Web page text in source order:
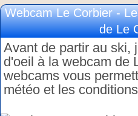
Webcam Le Corbier -
de Le
Avant de partir au ski,
d'oeil à la webcam de
webcams vous
météo et les